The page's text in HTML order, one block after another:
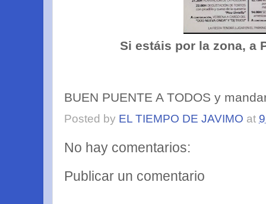
Si estáis por la zona, a
BUEN PUENTE A TODOS y
Posted by EL TIEMPO DE JAVIMO at
No hay comentarios:
Publicar un comentario